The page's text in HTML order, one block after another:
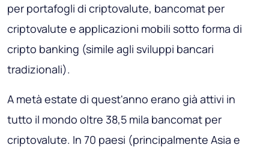
per portafogli di criptovalute, bancomat per
criptovalute e applicazioni mobili sotto forma di
cripto banking (simile agli sviluppi bancari
tradizionali).
A metà estate di quest'anno erano già attivi in ​​
tutto il mondo oltre 38,5 mila bancomat per
criptovalute. In 70 paesi (principalmente Asia e